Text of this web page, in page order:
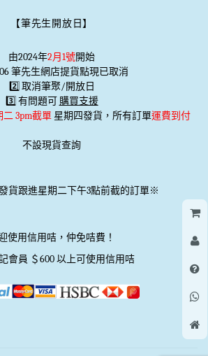
【筆先生開放日】
由2024年2月1號開始
筆先生網店提貨點現已取消
2️⃣ 取消筆聚/開放日
3️⃣ 有問題可 購買支援
二 3pm截單 星期四發貨，所有訂單運費到付
不設現貨查詢
貨跟進星期二下午3點前截的訂單※
使用信用咭，仲免咭費！
會員 ＄600 以上可使用信用咭